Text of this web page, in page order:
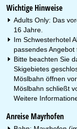
Wichtige Hinweise
Adults Only: Das
16 Jahre.
Im Schwesterhotel
passendes
Bitte beachten Sie
Skigebietes
Möslbahn öffnen
Möslbahn schließt
Weitere
Anreise Mayrhofen